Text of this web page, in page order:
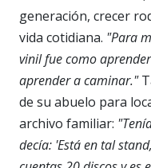
generación, crecer
vida cotidiana. "Para
vinil fue como
aprender a caminar."
de su abuelo para
archivo familiar:
decía: 'Está en tal